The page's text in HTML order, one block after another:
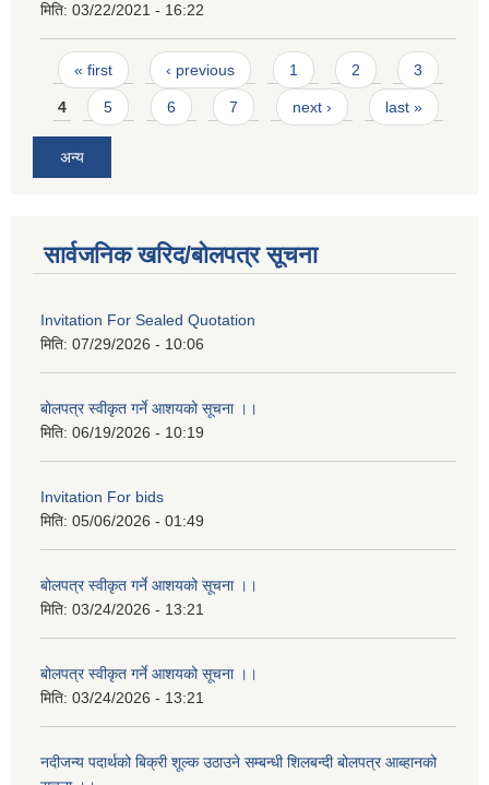
मिति: 03/22/2021 - 16:22
Pages
« first ‹ previous 1 2 3
4 5 6 7 next › last »
अन्य
सार्वजनिक खरिद/बोलपत्र सूचना
Invitation For Sealed Quotation
मिति: 07/29/2026 - 10:06
बोलपत्र स्वीकृत गर्ने आशयको सूचना ।।
मिति: 06/19/2026 - 10:19
Invitation For bids
मिति: 05/06/2026 - 01:49
बोलपत्र स्वीकृत गर्ने आशयको सूचना ।।
मिति: 03/24/2026 - 13:21
बोलपत्र स्वीकृत गर्ने आशयको सूचना ।।
मिति: 03/24/2026 - 13:21
नदीजन्य पदार्थको बिक्री शूल्क उठाउने सम्बन्धी शिलबन्दी बोलपत्र आब्हानको